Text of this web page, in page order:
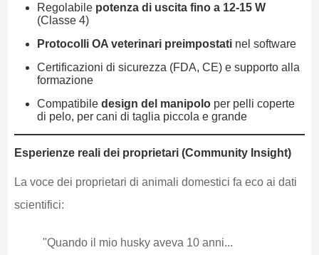
Regolabile potenza di uscita fino a 12-15 W
(Classe 4)
Protocolli OA veterinari preimpostatinel software
Certificazioni di sicurezza (FDA, CE) e supporto alla
formazione
Compatibile design del manipoloper pelli coperte
di pelo, per cani di taglia piccola e grande
Esperienze reali dei proprietari (Community Insight)
La voce dei proprietari di animali domestici fa eco ai dati
scientifici:
"Quando il mio husky aveva 10 anni...